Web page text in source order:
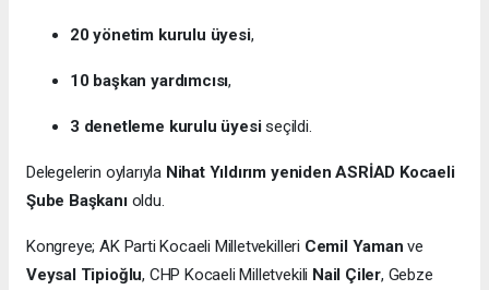
20 yönetim kurulu üyesi,
10 başkan yardımcısı,
3 denetleme kurulu üyesiseçildi.
Delegelerin oylarıyla Nihat Yıldırım yeniden ASRİAD Kocaeli
Şube Başkanıoldu.
Kongreye; AK Parti Kocaeli Milletvekilleri Cemil Yaman ve
Veysal Tipioğlu, CHP Kocaeli Milletvekili Nail Çiler, Gebze